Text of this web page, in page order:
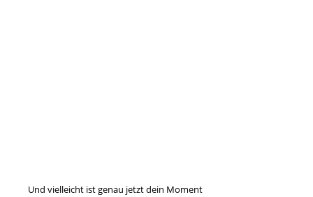
Und vielleicht ist genau jetzt dein Moment